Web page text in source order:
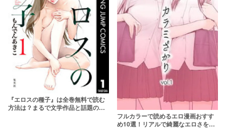
『エロスの種子』は全巻無料で読む
方法は？まるで文学作品と話題の漫
フルカラーで読めるエロ漫画おすす
め10選！リアルで綺麗なエロさを楽